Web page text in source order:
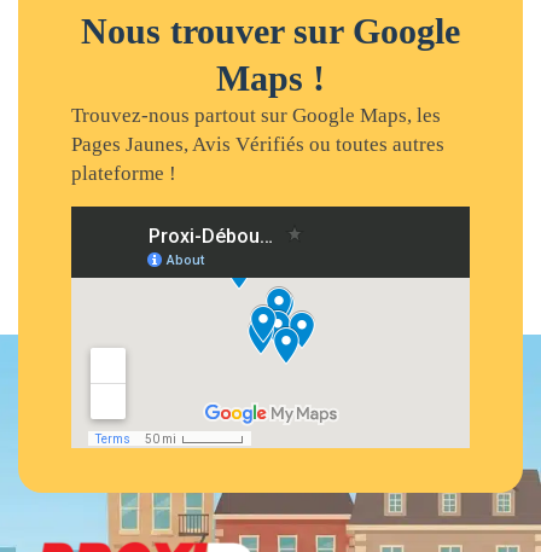
Nous trouver sur Google
Maps !
Trouvez-nous partout sur Google Maps, les
Pages Jaunes, Avis Vérifiés ou toutes autres
plateforme !